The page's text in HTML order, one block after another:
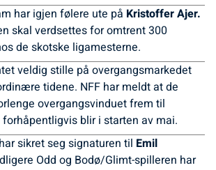
har igjen følere ute på Kristoffer Ajer.
skal verdsettes for omtrent 300
de skotske ligamesterne.
veldig stille på overgangsmarkedet
tidene. NFF har meldt at de
overgangsvinduet frem til
blir i starten av mai.
sikret seg signaturen til Emil
Odd og Bodø/Glimt-spilleren har